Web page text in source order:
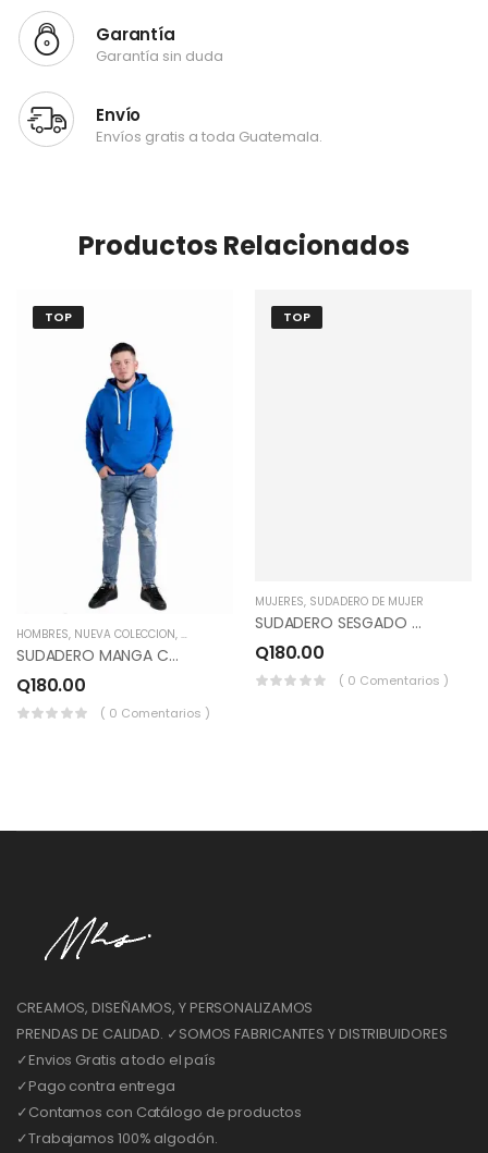
Garantía
Garantía sin duda
Envío
Envíos gratis a toda Guatemala.
Productos Relacionados
TOP
HOMBRES, NUEVA COLECCION, SUDADERO DE HOMBRE
SUDADERO MANGA CORRIDA Color. AZUL PAVO.
Q180.00
( 0 Comentarios )
TOP
MUJERES, SUDADERO DE MUJER
SUDADERO SESGADO #3 COLOR GRIS JASPEADO, BEIGE, VERDE MENTA.
Q180.00
( 0 Comentarios )
CREAMOS, DISEÑAMOS, Y PERSONALIZAMOS
PRENDAS DE CALIDAD. ✓SOMOS FABRICANTES Y DISTRIBUIDORES
✓Envios Gratis a todo el país
✓Pago contra entrega
✓Contamos con Catálogo de productos
✓Trabajamos 100% algodón.